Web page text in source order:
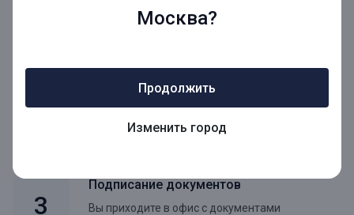
Москва?
Продолжить
Изменить город
Мы согласуем с вами условия и дату
Подписание документов
Вы приходите в офис с документами